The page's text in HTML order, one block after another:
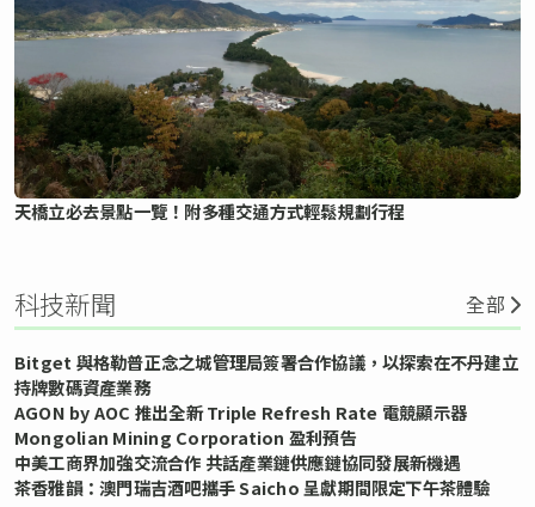
天橋立必去景點一覽！附多種交通方式輕鬆規劃行程
科技新聞 全部
Bitget 與格勒普正念之城管理局簽署合作協議，以探索在不丹建立
持牌數碼資產業務
AGON by AOC 推出全新 Triple Refresh Rate 電競顯示器
Mongolian Mining Corporation 盈利預告
中美工商界加強交流合作 共話產業鏈供應鏈協同發展新機遇
茶香雅韻：澳門瑞吉酒吧攜手 Saicho 呈獻期間限定下午茶體驗